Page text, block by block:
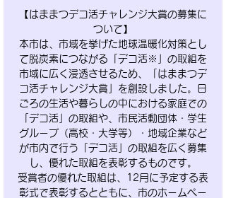
【はままつデコ活チャレンジ大賞の募集に
ついて】
本市は、市域を挙げた地球温暖化対策とし
て脱炭素につながる「デコ活※」の取組を
市域に広く浸透させるため、「はままつデ
コ活チャレンジ大賞」を創設しました。日
ごろの生活や暮らしの中における家庭での
「デコ活」の取組や、市民活動団体・学生
グループ（高校・大学等）・地域企業など
が市内で行う「デコ活」の取組を広く募集
し、優れた取組を表彰するものです。
受賞者の優れた取組は、12月に予定する表
彰式で表彰するとともに、市のホームペー